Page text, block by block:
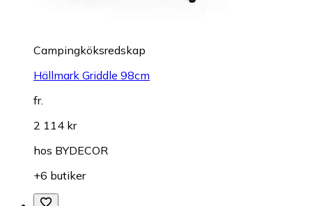
Campingköksredskap
Hällmark Griddle 98cm
fr.
2 114 kr
hos BYDECOR
+6 butiker